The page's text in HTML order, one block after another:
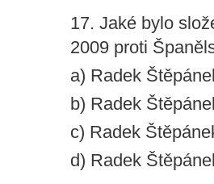
17. Jaké bylo
2009 proti
a) Radek
b) Radek
c) Radek
d) Radek